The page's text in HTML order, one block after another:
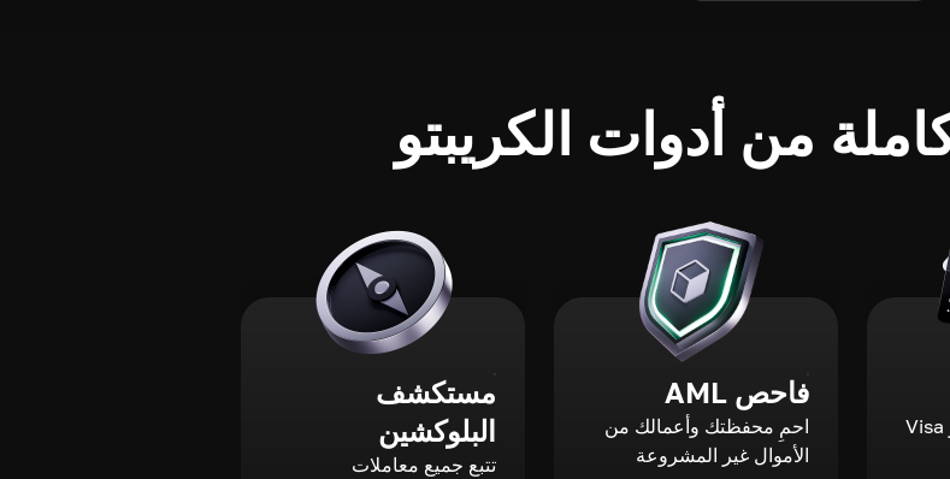
من أدوات الكريبتو
اشترِ الكريبتو فوراً عبر Visa
فاحص AML
احمِ محفظتك وأعمالك من
الأموال غير المشروعة
مستكشف
البلوكشين
تتبع جميع معاملات